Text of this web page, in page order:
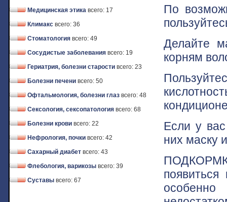
Медицинская этика всего: 17
Климакс всего: 36
Стоматология всего: 49
Сосудистые заболевания всего: 19
Гериатрия, болезни старости всего: 23
Болезни печени всего: 50
Офтальмология, болезни глаз всего: 48
Сексология, сексопатология всего: 68
Болезни крови всего: 22
Нефрология, почки всего: 42
Сахарный диабет всего: 43
Флебология, варикозы всего: 39
Суставы всего: 67
По
Делайте
корням
Если у
них маску